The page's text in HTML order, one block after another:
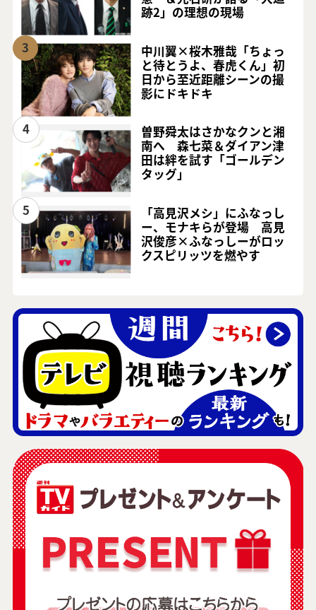
跡2」の理想の現場
3
中川翼×桜木雅哉「ちょっ
と待とうよ、春虎くん」初
日から至近距離シーンの撮
影にドキドキ
4
曽野舜太はさかなクンと湘
南へ 森七菜＆ダイアン津
田は絆を試す「ゴールデン
タッグ」
5
「高見沢メシ」にふなっし
ー、モナキらが登場 高見
沢俊彦×ふなっしーがロッ
クスピリッツを燃やす